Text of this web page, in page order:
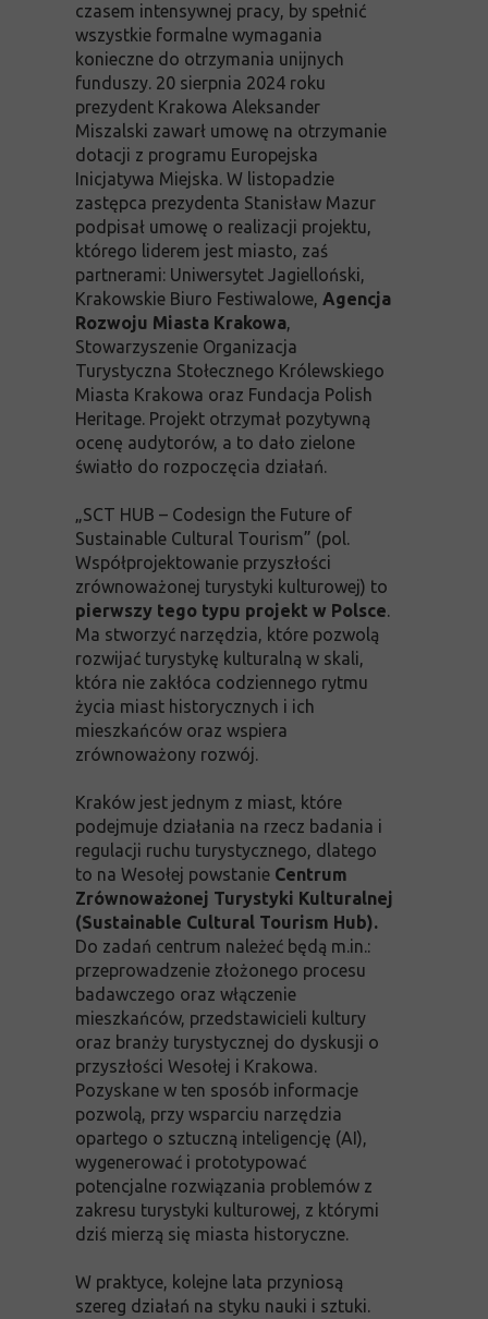
czasem intensywnej pracy, by spełnić
wszystkie formalne wymagania
konieczne do otrzymania unijnych
funduszy. 20 sierpnia 2024 roku
prezydent Krakowa Aleksander
Miszalski zawarł umowę na otrzymanie
dotacji z programu Europejska
Inicjatywa Miejska. W listopadzie
zastępca prezydenta Stanisław Mazur
podpisał umowę o realizacji projektu,
którego liderem jest miasto, zaś
partnerami: Uniwersytet Jagielloński,
Krakowskie Biuro Festiwalowe, Agencja
Rozwoju Miasta Krakowa,
Stowarzyszenie Organizacja
Turystyczna Stołecznego Królewskiego
Miasta Krakowa oraz Fundacja Polish
Heritage. Projekt otrzymał pozytywną
ocenę audytorów, a to dało zielone
światło do rozpoczęcia działań.
„SCT HUB – Codesign the Future of
Sustainable Cultural Tourism” (pol.
Współprojektowanie przyszłości
zrównoważonej turystyki kulturowej) to
pierwszy tego typu projekt w Polsce.
Ma stworzyć narzędzia, które pozwolą
rozwijać turystykę kulturalną w skali,
która nie zakłóca codziennego rytmu
życia miast historycznych i ich
mieszkańców oraz wspiera
zrównoważony rozwój.
Kraków jest jednym z miast, które
podejmuje działania na rzecz badania i
regulacji ruchu turystycznego, dlatego
to na Wesołej powstanie Centrum
Zrównoważonej Turystyki Kulturalnej
(Sustainable Cultural Tourism Hub).
Do zadań centrum należeć będą m.in.:
przeprowadzenie złożonego procesu
badawczego oraz włączenie
mieszkańców, przedstawicieli kultury
oraz branży turystycznej do dyskusji o
przyszłości Wesołej i Krakowa.
Pozyskane w ten sposób informacje
pozwolą, przy wsparciu narzędzia
opartego o sztuczną inteligencję (AI),
wygenerować i prototypować
potencjalne rozwiązania problemów z
zakresu turystyki kulturowej, z którymi
dziś mierzą się miasta historyczne.
W praktyce, kolejne lata przyniosą
szereg działań na styku nauki i sztuki.